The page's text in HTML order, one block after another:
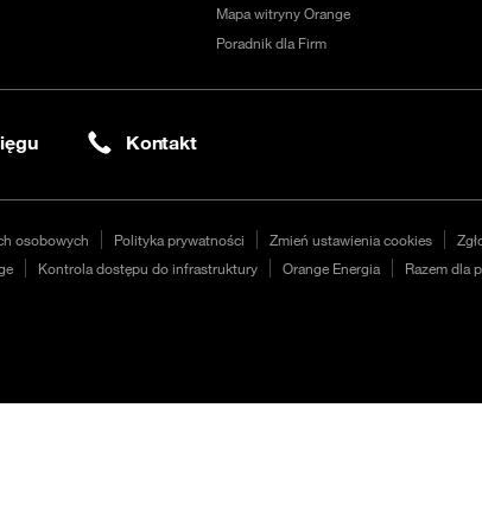
Mapa witryny Orange
Poradnik dla Firm
Kontakt
osobowych Polityka prywatności Zmień ustawienia cookies
Kontrola dostępu do infrastruktury Orange Energia Razem dla